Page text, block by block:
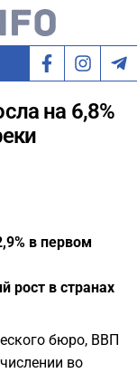
на 6,8%
в первом
рост в странах
бюро, ВВП
во